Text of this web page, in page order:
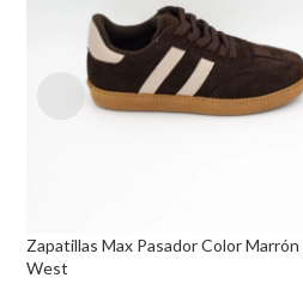
Zapatillas Max Pasador Color Marrón
West